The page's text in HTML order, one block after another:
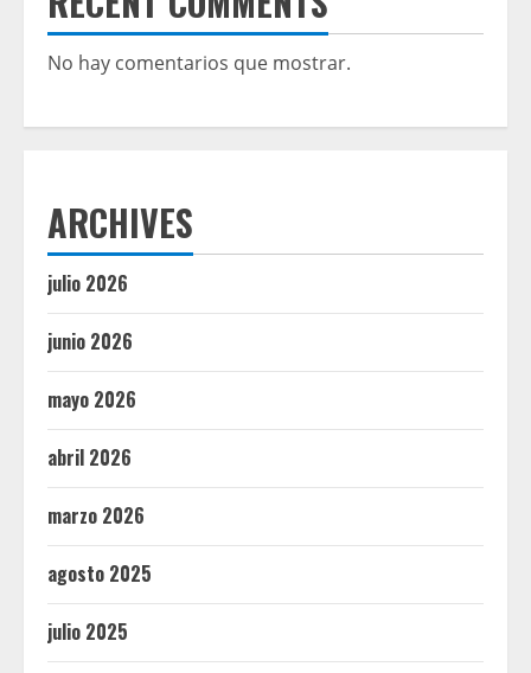
No hay comentarios que mostrar.
ARCHIVES
julio 2026
junio 2026
mayo 2026
abril 2026
marzo 2026
agosto 2025
julio 2025